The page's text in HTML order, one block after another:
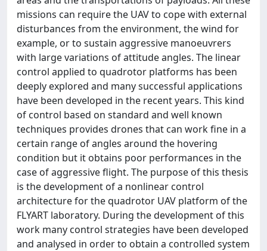
missions can require the UAV to cope with external
disturbances from the environment, the wind for
example, or to sustain aggressive manoeuvrers
with large variations of attitude angles. The linear
control applied to quadrotor platforms has been
deeply explored and many successful applications
have been developed in the recent years. This kind
of control based on standard and well known
techniques provides drones that can work fine in a
certain range of angles around the hovering
condition but it obtains poor performances in the
case of aggressive flight. The purpose of this thesis
is the development of a nonlinear control
architecture for the quadrotor UAV platform of the
FLYART laboratory. During the development of this
work many control strategies have been developed
and analysed in order to obtain a controlled system